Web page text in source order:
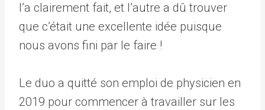
l’a clairement fait, et l’autre a dû trouver
que c’était une excellente idée puisque
nous avons fini par le faire !
Le duo a quitté son emploi de physicien en
2019 pour commencer à travailler sur les